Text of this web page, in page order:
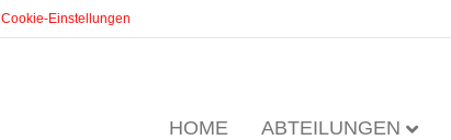
Cookie-Einstellungen
HOME ABTEILUNGEN